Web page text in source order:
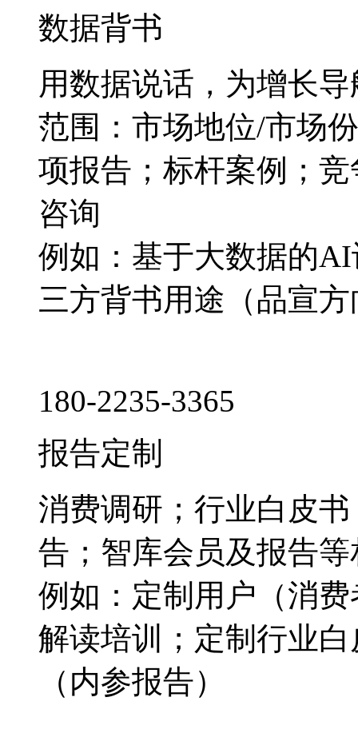
数据背书
用数据说话，为增长导
范围：市场地位/市场
项报告；标杆案例；
咨询
例如：基于大数据的
三方背书用途（品宣
180-2235-3365
报告定制
消费调研；行业白皮
告；智库会员及报告
例如：定制用户（消
解读培训；定制行业
（内参报告）